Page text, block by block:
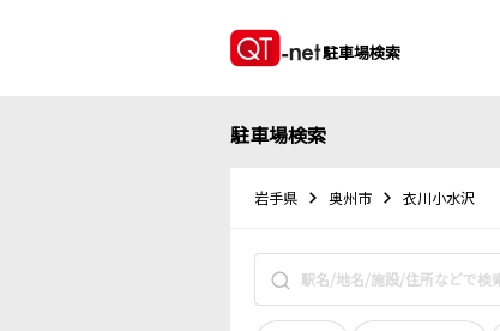
駐車場検索
駐車場検索
岩手県 奥州市 衣川小水沢